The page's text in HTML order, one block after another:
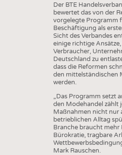
Der BTE
bewertet das von der
vorgelegte Programm
Beschäftigung als
Sicht des Verbandes
einige richtige
Verbraucher,
Deutschland zu
dass die Reformen
den mittelständischen
werden.
„Das Programm setzt
den Modehandel zählt
Maßnahmen nicht nur
betrieblichen Alltag
Branche braucht
Bürokratie, tragbare
Mark Rauschen.